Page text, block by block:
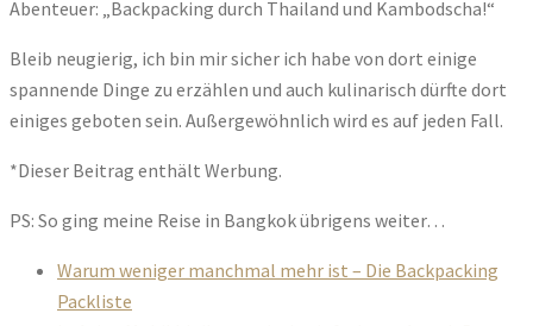
Abenteuer: „Backpacking durch Thailand und Kambodscha!“
Bleib neugierig, ich bin mir sicher ich habe von dort einige
spannende Dinge zu erzählen und auch kulinarisch dürfte dort
einiges geboten sein. Außergewöhnlich wird es auf jeden Fall.
*Dieser Beitrag enthält Werbung.
PS: So ging meine Reise in Bangkok übrigens weiter…
Warum weniger manchmal mehr ist – Die Backpacking
Packliste